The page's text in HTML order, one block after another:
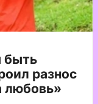
быть
разнос
любовь»